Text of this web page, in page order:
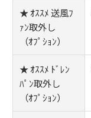
★ ｵｽｽﾒ 送風ﾌ
ｧﾝ取外し
（ｵﾌﾟｼｮﾝ）
★ ｵｽｽﾒ ﾄﾞﾚﾝ
ﾊﾟﾝ取外し
（ｵﾌﾟｼｮﾝ）